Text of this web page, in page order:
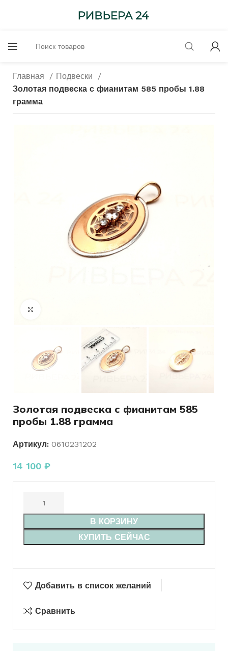
Главная
Подвески
Золотая подвеска с фианитам 585 пробы 1.88
грамма
Золотая подвеска с фианитам 585
пробы 1.88 грамма
Артикул: 0610231202
14 100 ₽
В КОРЗИНУ
КУПИТЬ СЕЙЧАС
Добавить в список желаний
Сравнить